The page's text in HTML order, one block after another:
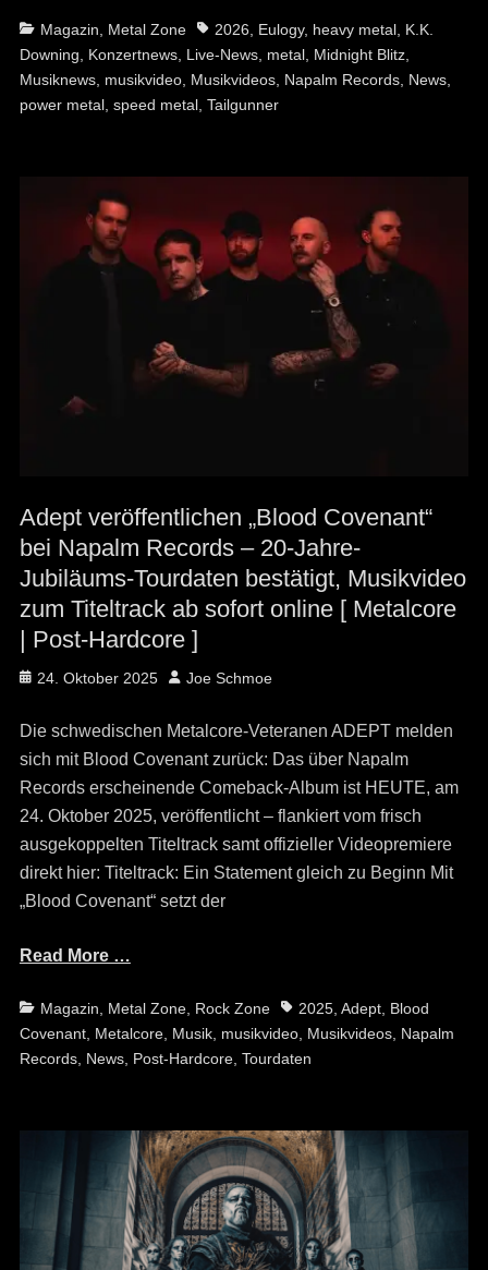
Categories
Magazin Metal Zone Tags2026 Eulogy, heavy metal, K.K.
Downing
Konzertnews, Live-News, metal, Midnight Blitz,
Musiknews, musikvideo, Musikvideos, Napalm Records, News,
power metal, speed metal, Tailgunner
Adept veröffentlichen „Blood Covenant“
bei Napalm Records – 20-Jahre-
Jubiläums-Tourdaten bestätigt, Musikvideo
zum Titeltrack ab sofort online [ Metalcore
| Post-Hardcore ]
Posted
24. Oktober 2025 Author
Joe Schmoe
Die schwedischen Metalcore-Veteranen ADEPT melden
sich mit Blood Covenant zurück: Das über Napalm
Records erscheinende Comeback-Album ist HEUTE, am
24. Oktober 2025, veröffentlicht – flankiert vom frisch
ausgekoppelten Titeltrack samt offizieller Videopremiere
direkt hier: Titeltrack: Ein Statement gleich zu Beginn Mit
„Blood Covenant“ setzt der
Read More …
Categories
Magazin Metal Zone, Rock Zone Tags2025, Adept, Blood
Covenant, Metalcore, Musik, musikvideo, Musikvideos, Napalm
Records, News, Post-Hardcore, Tourdaten